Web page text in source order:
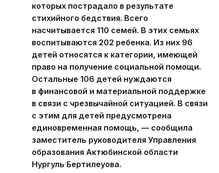
которых пострадало в результате
стихийного бедствия. Всего
насчитывается 110 семей. В этих семьях
воспитываются 202 ребенка. Из них 96
детей относятся к категории, имеющей
право на получение социальной помощи.
Остальные 106 детей нуждаются
в финансовой и материальной поддержке
в связи с чрезвычайной ситуацией. В связи
с этим для детей предусмотрена
единовременная помощь, — сообщила
заместитель руководителя Управления
образования Актюбинской области
Нургуль Бертилеуова.